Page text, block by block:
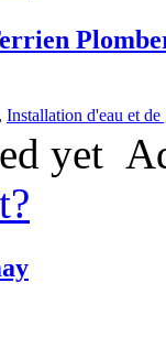
, Installation d'eau et de
yet